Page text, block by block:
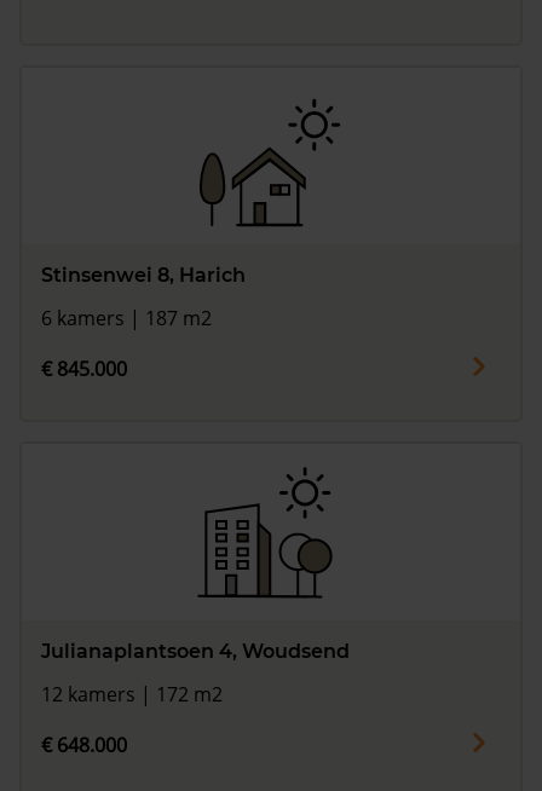
Stinsenwei 8, Harich
6 kamers | 187 m2
€ 845.000
Julianaplantsoen 4, Woudsend
12 kamers | 172 m2
€ 648.000